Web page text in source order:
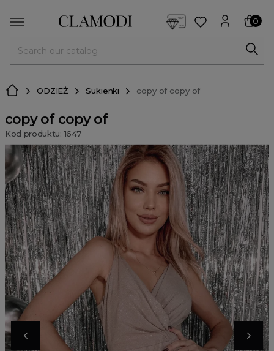
0
ODZIEŻ Sukienki copy of copy of
copy of copy of
Kod produktu: 1647